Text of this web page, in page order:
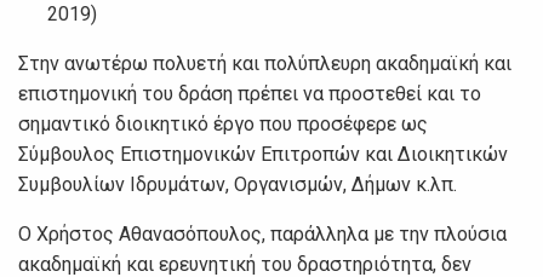
2019)
Στην ανωτέρω πολυετή και πολύπλευρη ακαδημαϊκή και
επιστημονική του δράση πρέπει να προστεθεί και το
σημαντικό διοικητικό έργο που προσέφερε ως
Σύμβουλος Επιστημονικών Επιτροπών και Διοικητικών
Συμβουλίων Ιδρυμάτων, Οργανισμών, Δήμων κ.λπ.
Ο Χρήστος Αθανασόπουλος, παράλληλα με την πλούσια
ακαδημαϊκή και ερευνητική του δραστηριότητα, δεν